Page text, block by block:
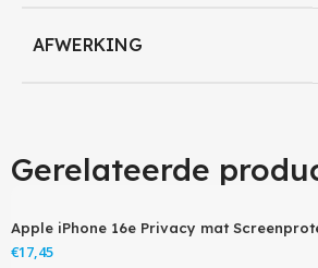
AFWERKING
Gerelateerde
Apple iPhone 16e Privacy mat
€